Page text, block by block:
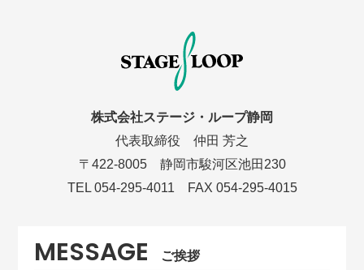
株式会社ステージ・ループ静岡
代表取締役 仲田 芳之
〒422-8005 静岡市駿河区池田230
TEL 054-295-4011 FAX 054-295-4015
MESSAGE ご挨拶